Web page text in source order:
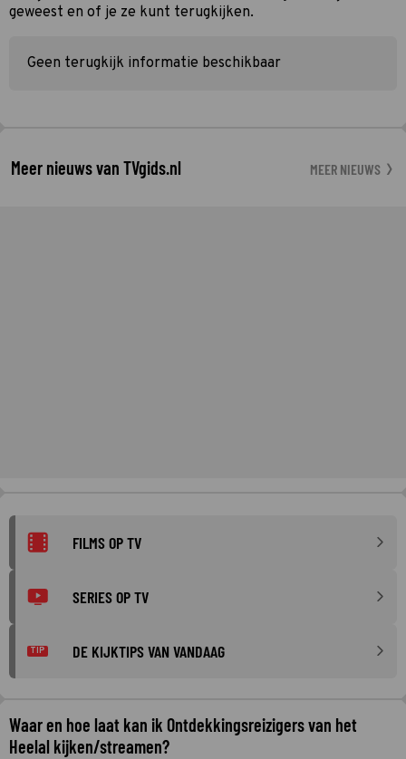
geweest en of je ze kunt terugkijken.
Geen terugkijk informatie beschikbaar
Meer nieuws van TVgids.nl MEER NIEUWS
FILMS OP TV
SERIES OP TV
TIP DE KIJKTIPS VAN VANDAAG
Waar en hoe laat kan ik Ontdekkingsreizigers van het
Heelal kijken/streamen?